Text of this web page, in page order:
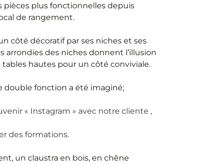
pièces plus fonctionnelles depuis
de rangement.
côté décoratif par ses niches et ses
arrondies des niches donnent l’illusion
tables hautes pour un côté conviviale.
double fonction a été imaginé;
« Instagram » avec notre cliente ,
des formations.
un claustra en bois, en chêne